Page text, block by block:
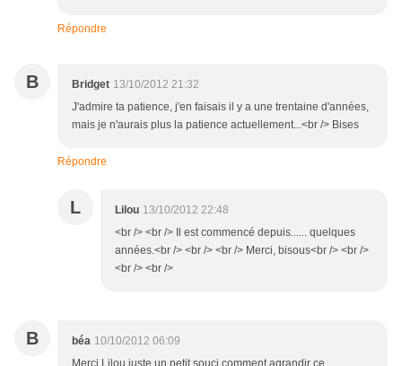
Répondre
B Bridget 13/10/2012 21:32
J'admire ta patience, j'en faisais il y a une trentaine d'années,
mais je n'aurais plus la patience actuellement...<br /> Bises
Répondre
L Lilou 13/10/2012 22:48
<br /> <br /> Il est commencé depuis...... quelques
années.<br /> <br /> <br /> Merci, bisous<br /> <br />
<br /> <br />
B béa 10/10/2012 06:09
Merci Lilou juste un petit souci comment agrandir ce